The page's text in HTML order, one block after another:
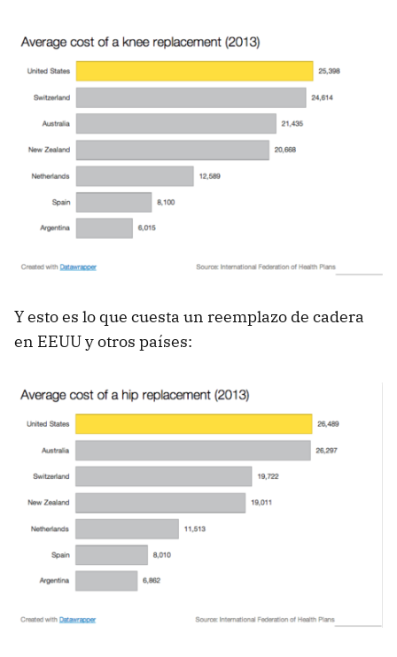
Y esto es lo que cuesta un reemplazo de cadera
en EEUU y otros países: